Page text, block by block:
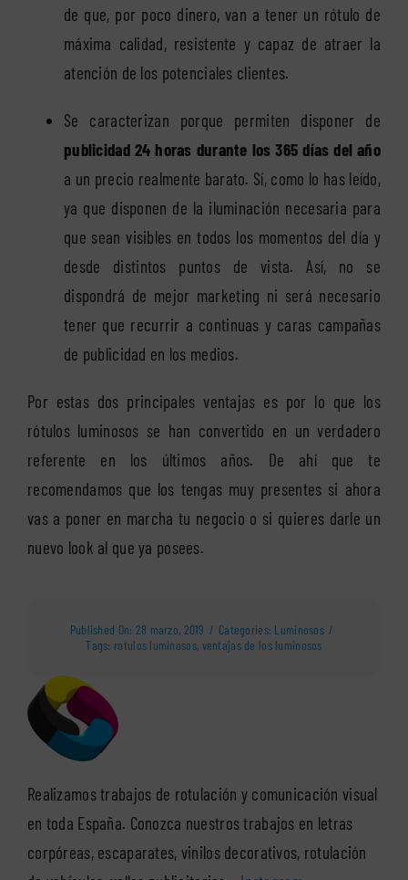
de que, por poco dinero, van a tener un rótulo de
máxima calidad, resistente y capaz de atraer la
atención de los potenciales clientes.
Se caracterizan porque permiten disponer de
publicidad 24 horas durante los 365 días del año
a un precio realmente barato. Sí, como lo has leído,
ya que disponen de la iluminación necesaria para
que sean visibles en todos los momentos del día y
desde distintos puntos de vista. Así, no se
dispondrá de mejor marketing ni será necesario
tener que recurrir a continuas y caras campañas
de publicidad en los medios.
Por estas dos principales ventajas es por lo que los
rótulos luminosos se han convertido en un verdadero
referente en los últimos años. De ahí que te
recomendamos que los tengas muy presentes si ahora
vas a poner en marcha tu negocio o si quieres darle un
nuevo look al que ya posees.
Published On: 28 marzo, 2019 / Categories: Luminosos /
Tags: rotulos luminosos, ventajas de los luminosos
Realizamos trabajos de rotulación y comunicación visual
en toda España. Conozca nuestros trabajos en letras
corpóreas, escaparates, vinilos decorativos, rotulación